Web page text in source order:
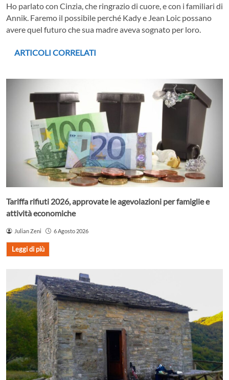
Ho parlato con Cinzia, che ringrazio di cuore, e con i familiari di
Annik. Faremo il possibile perché Kady e Jean Loic possano
avere quel futuro che sua madre aveva sognato per loro.
ARTICOLI CORRELATI
Tariffa rifiuti 2026, approvate le agevolazioni per famiglie e
attività economiche
Julian Zeni 6 Agosto 2026
Leggi di più